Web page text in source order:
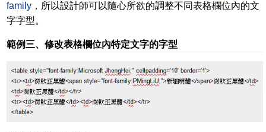
family ，所以設計師可以隨心所欲的調整不同表格欄位內的文
字字型。
範例三、修改表格欄位內特定文字的字型